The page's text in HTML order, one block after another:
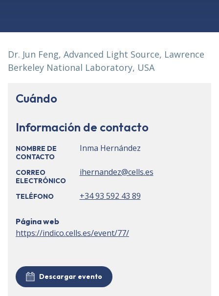
Dr. Jun Feng, Advanced Light Source, Lawrence
Berkeley National Laboratory, USA
Cuándo
Información de contacto
NOMBRE DE
CONTACTO
Inma Hernández
CORREO
ELECTRÓNICO
ihernandez@cells.es
TELÉFONO +34 93 592 43 89
Página web
https://indico.cells.es/event/77/
Descargar evento